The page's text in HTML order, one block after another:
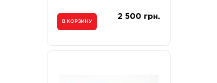
В КОРЗИНУ
2 500 грн.